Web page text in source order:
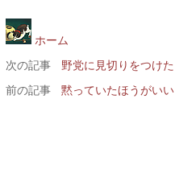
ホーム
次の記事
野党に見切りをつけた
前の記事
黙っていたほうがいい